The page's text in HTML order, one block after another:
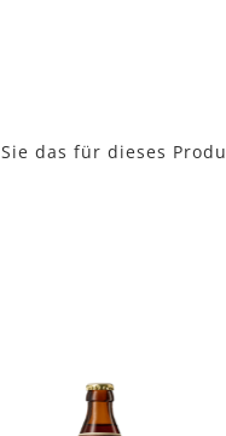
das für dieses